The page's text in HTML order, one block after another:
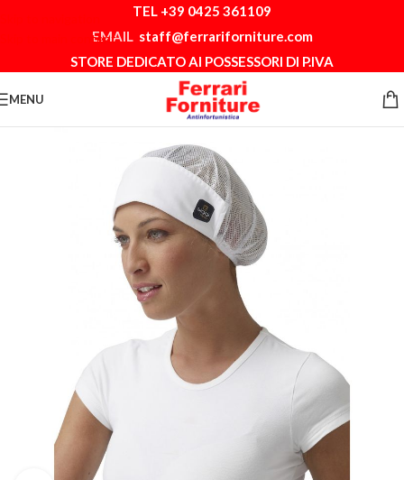
Skip to main content
TEL +39 0425 361109
EMAIL staff@ferrariforniture.com
STORE DEDICATO AI POSSESSORI DI P.IVA
MENU